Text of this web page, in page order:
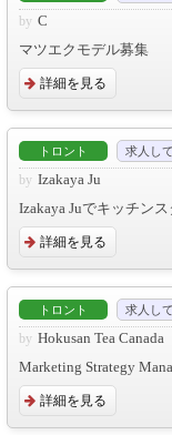
C
マツエクモデル募集
詳細を見る
トロント 求人し
Izakaya Ju
Izakaya Juでキッチン
詳細を見る
トロント 求人し
Hokusan Tea Canada
Marketing Strategy
詳細を見る